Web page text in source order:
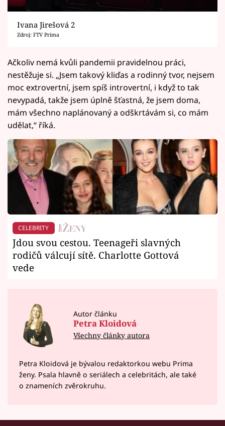
Ivana Jirešová 2
Zdroj: FTV Prima
Ačkoliv nemá kvůli pandemii pravidelnou práci,
nestěžuje si. „Jsem takový kliďas a rodinný tvor, nejsem
moc extrovertní, jsem spíš introvertní, i když to tak
nevypadá, takže jsem úplně šťastná, že jsem doma,
mám všechno naplánovaný a odškrtávám si, co mám
udělat,“ říká.
CELEBRITY
Jdou svou cestou. Teenageři slavných
rodičů válcují sítě. Charlotte Gottová
vede
Autor článku
Petra Kloidová
Všechny články autora
Petra Kloidová je bývalou redaktorkou webu Prima
ženy. Psala hlavně o seriálech a celebritách, ale také
o znameních zvěrokruhu.